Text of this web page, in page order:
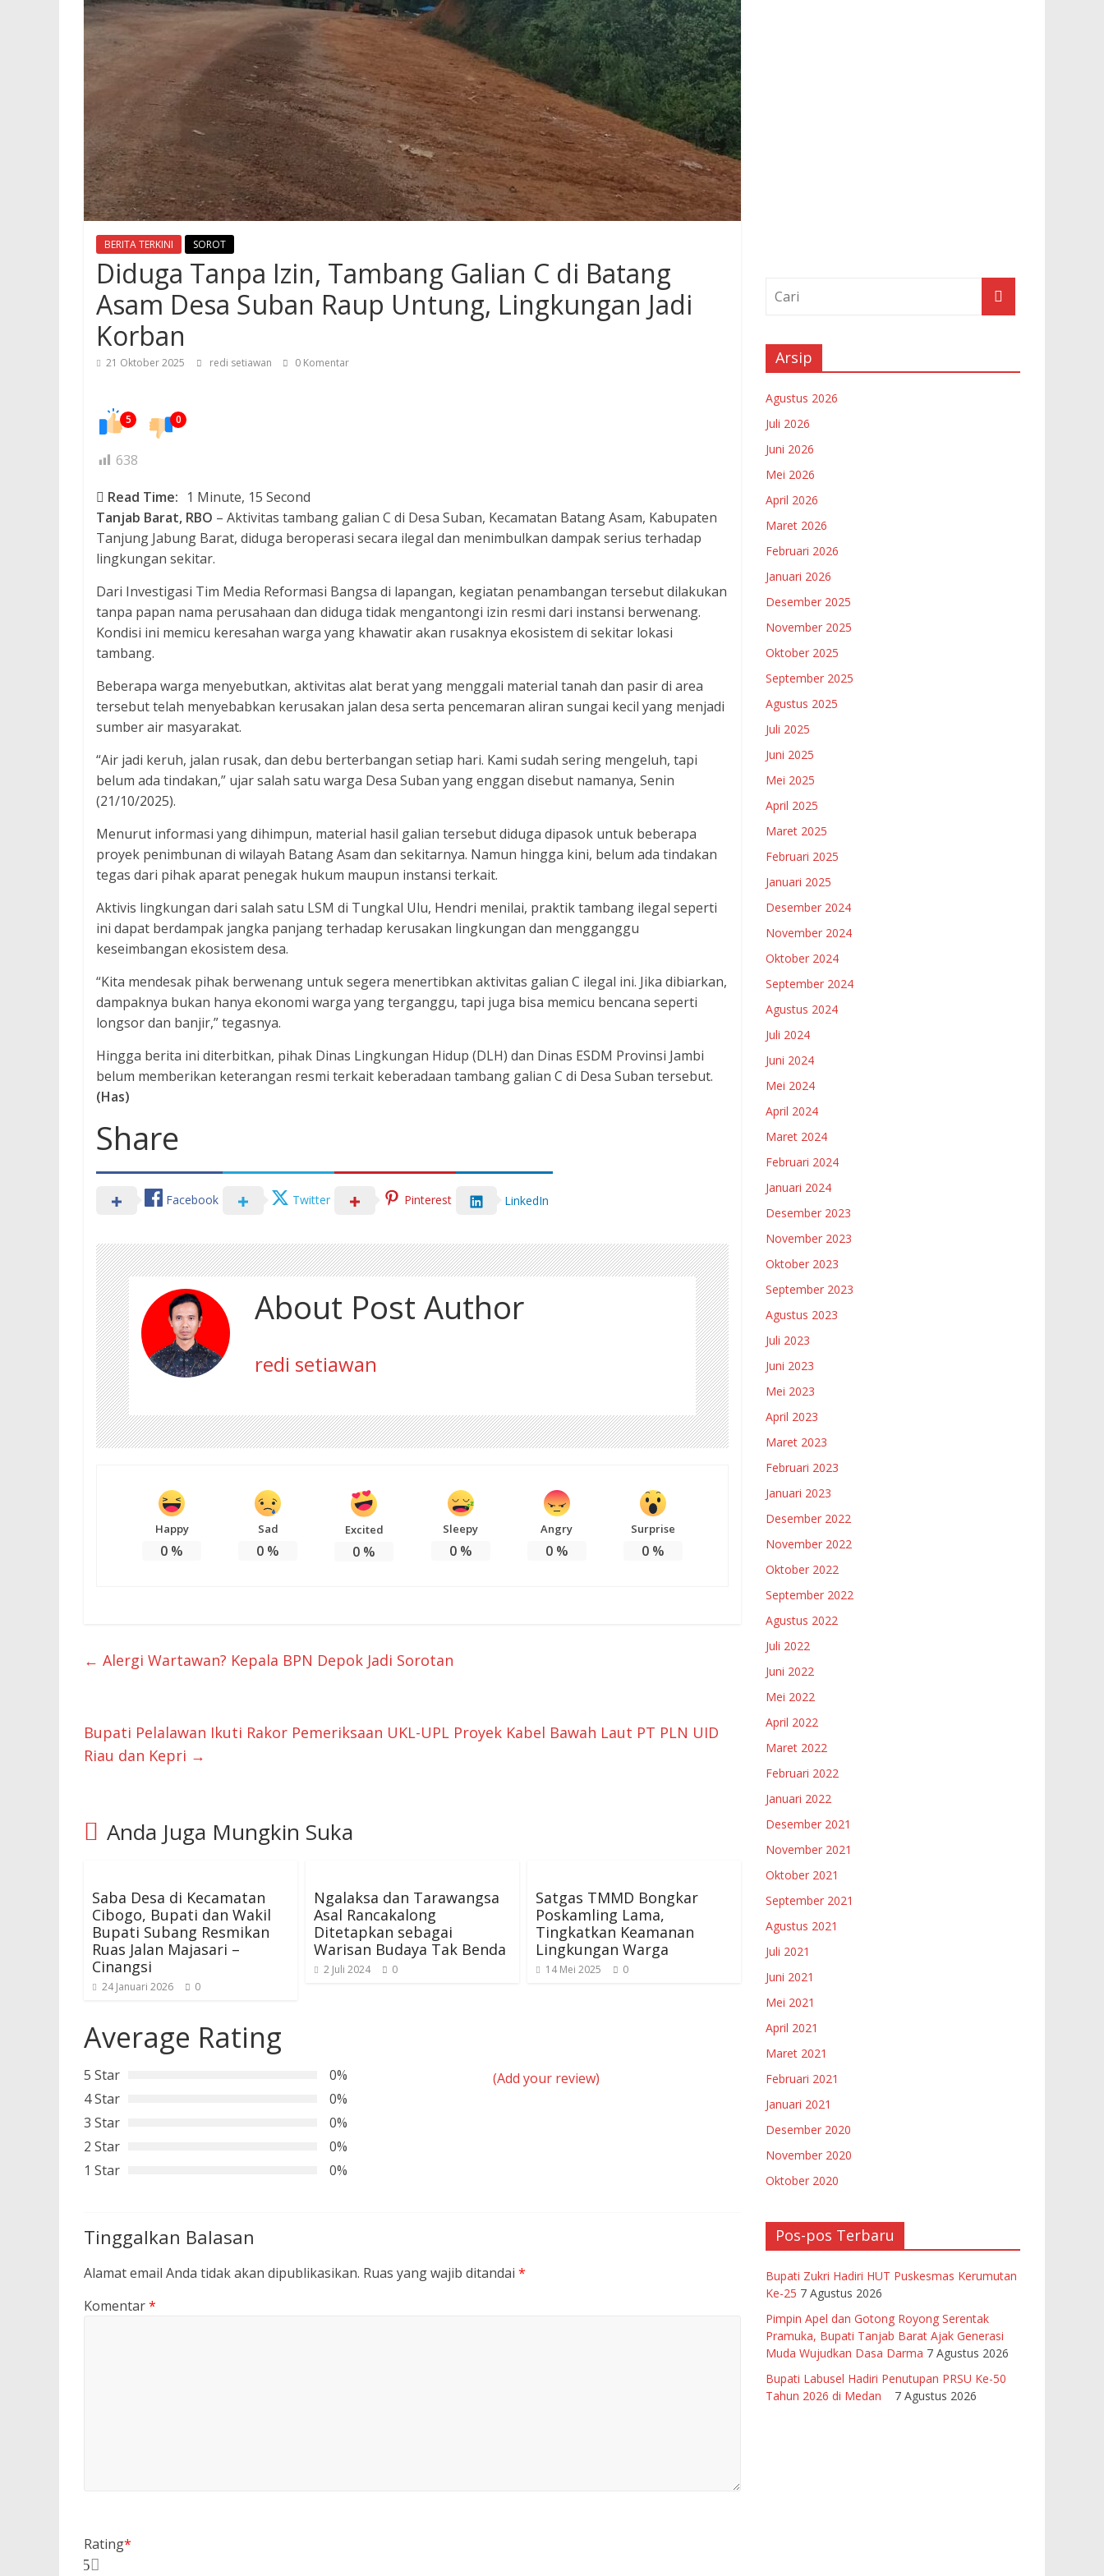
BERITA TERKINI SOROT
Diduga Tanpa Izin, Tambang Galian C di Batang
Asam Desa Suban Raup Untung, Lingkungan Jadi
Korban
21 Oktober 2025 redi setiawan 0 Komentar
5 0
638
Read Time: 1 Minute, 15 Second
Tanjab Barat, RBO – Aktivitas tambang galian C di Desa Suban, Kecamatan Batang Asam, Kabupaten
Tanjung Jabung Barat, diduga beroperasi secara ilegal dan menimbulkan dampak serius terhadap
lingkungan sekitar.
Dari Investigasi Tim Media Reformasi Bangsa di lapangan, kegiatan penambangan tersebut dilakukan
tanpa papan nama perusahaan dan diduga tidak mengantongi izin resmi dari instansi berwenang.
Kondisi ini memicu keresahan warga yang khawatir akan rusaknya ekosistem di sekitar lokasi
tambang.
Beberapa warga menyebutkan, aktivitas alat berat yang menggali material tanah dan pasir di area
tersebut telah menyebabkan kerusakan jalan desa serta pencemaran aliran sungai kecil yang menjadi
sumber air masyarakat.
“Air jadi keruh, jalan rusak, dan debu berterbangan setiap hari. Kami sudah sering mengeluh, tapi
belum ada tindakan,” ujar salah satu warga Desa Suban yang enggan disebut namanya, Senin
(21/10/2025).
Menurut informasi yang dihimpun, material hasil galian tersebut diduga dipasok untuk beberapa
proyek penimbunan di wilayah Batang Asam dan sekitarnya. Namun hingga kini, belum ada tindakan
tegas dari pihak aparat penegak hukum maupun instansi terkait.
Aktivis lingkungan dari salah satu LSM di Tungkal Ulu, Hendri menilai, praktik tambang ilegal seperti
ini dapat berdampak jangka panjang terhadap kerusakan lingkungan dan mengganggu
keseimbangan ekosistem desa.
“Kita mendesak pihak berwenang untuk segera menertibkan aktivitas galian C ilegal ini. Jika dibiarkan,
dampaknya bukan hanya ekonomi warga yang terganggu, tapi juga bisa memicu bencana seperti
longsor dan banjir,” tegasnya.
Hingga berita ini diterbitkan, pihak Dinas Lingkungan Hidup (DLH) dan Dinas ESDM Provinsi Jambi
belum memberikan keterangan resmi terkait keberadaan tambang galian C di Desa Suban tersebut.
(Has)
Share
Facebook Twitter Pinterest LinkedIn
About Post Author
redi setiawan
Happy
0 %
Sad
0 %
Excited
0 %
Sleepy
0%
Angry
0%
Surprise
0%
← Alergi Wartawan? Kepala BPN Depok Jadi Sorotan
Bupati Pelalawan Ikuti Rakor Pemeriksaan UKL-UPL Proyek Kabel Bawah Laut PT PLN UID
Riau dan Kepri →
Anda Juga Mungkin Suka
Saba Desa di Kecamatan
Cibogo, Bupati dan Wakil
Bupati Subang Resmikan
Ruas Jalan Majasari –
Cinangsi
24 Januari 2026 0
Ngalaksa dan Tarawangsa
Asal Rancakalong
Ditetapkan sebagai
Warisan Budaya Tak Benda
2 Juli 2024 0
Satgas TMMD Bongkar
Poskamling Lama,
Tingkatkan Keamanan
Lingkungan Warga
14 Mei 2025 0
Average Rating
5 Star
0%
4 Star
0%
3 Star
0%
2 Star
0%
1 Star
0%
(Add your review)
Tinggalkan Balasan
Alamat email Anda tidak akan dipublikasikan. Ruas yang wajib ditandai *
Komentar*
Rating*
5
Arsip
Agustus 2026
Juli 2026
Juni 2026
Mei 2026
April 2026
Maret 2026
Februari 2026
Januari 2026
Desember 2025
November 2025
Oktober 2025
September 2025
Agustus 2025
Juli 2025
Juni 2025
Mei 2025
April 2025
Maret 2025
Februari 2025
Januari 2025
Desember 2024
November 2024
Oktober 2024
September 2024
Agustus 2024
Juli 2024
Juni 2024
Mei 2024
April 2024
Maret 2024
Februari 2024
Januari 2024
Desember 2023
November 2023
Oktober 2023
September 2023
Agustus 2023
Juli 2023
Juni 2023
Mei 2023
April 2023
Maret 2023
Februari 2023
Januari 2023
Desember 2022
November 2022
Oktober 2022
September 2022
Agustus 2022
Juli 2022
Juni 2022
Mei 2022
April 2022
Maret 2022
Februari 2022
Januari 2022
Desember 2021
November 2021
Oktober 2021
September 2021
Agustus 2021
Juli 2021
Juni 2021
Mei 2021
April 2021
Maret 2021
Februari 2021
Januari 2021
Desember 2020
November 2020
Oktober 2020
Pos-pos Terbaru
Bupati Zukri Hadiri HUT Puskesmas Kerumutan
Ke-25 7 Agustus 2026
Pimpin Apel dan Gotong Royong Serentak
Pramuka, Bupati Tanjab Barat Ajak Generasi
Muda Wujudkan Dasa Darma 7 Agustus 2026
Bupati Labusel Hadiri Penutupan PRSU Ke-50
Tahun 2026 di Medan
7 Agustus 2026